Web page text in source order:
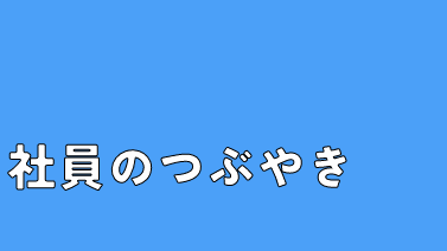
社員のつぶやき